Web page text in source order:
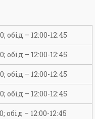
обід – 12:00-12:45
обід – 12:00-12:45
обід – 12:00-12:45
обід – 12:00-12:45
обід – 12:00-12:45